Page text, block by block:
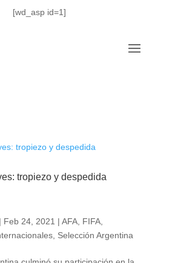
[wd_asp id=1]
tropiezo y despedida
Feb 24, 2021 | AFA, FIFA,
, Selección Argentina